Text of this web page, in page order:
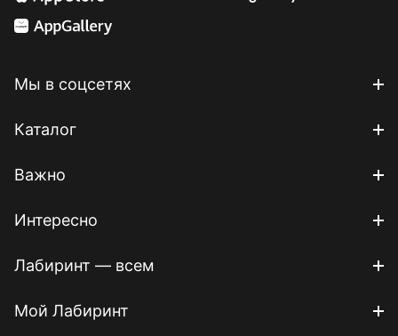
Мы в соцсетях
Каталог
Важно
Интересно
Лабиринт — всем
Мой Лабиринт